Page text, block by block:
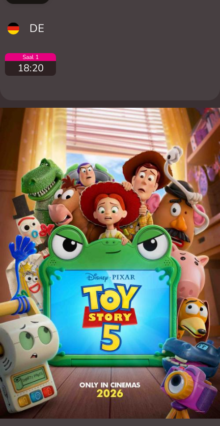
DE
Saal 1
18:20